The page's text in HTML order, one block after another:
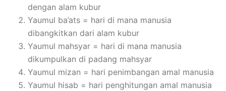
dengan alam kubur
Yaumul ba’ats = hari di mana manusia
dibangkitkan dari alam kubur
Yaumul mahsyar = hari di mana manusia
dikumpulkan di padang mahsyar
Yaumul mizan = hari penimbangan amal manusia
Yaumul hisab = hari penghitungan amal manusia